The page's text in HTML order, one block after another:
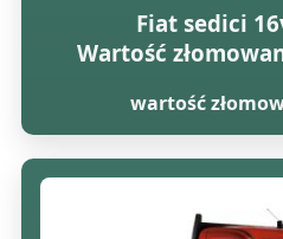
Fiat sedici
Wartość
wartość